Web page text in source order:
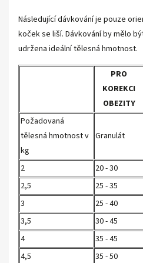
Následující dávkování je pouze
koček se liší. Dávkování by mělo
udržena ideální tělesná hmotnost.
PRO
KOREKCI
OBEZITY
Požadovaná
tělesná hmotnost v
kg
Granulát
2 20 - 30
2,5
25 - 35
3
25 - 40
3,5
30 - 45
4
35 - 45
4,5
35 - 50